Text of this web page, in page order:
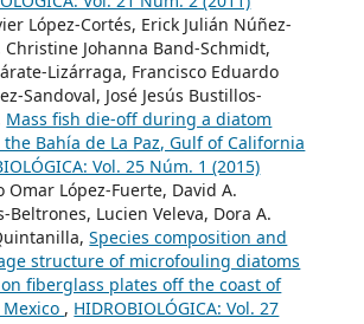
López-Cortés, Erick Julián Núñez-
Christine Johanna Band-Schmidt,
Lizárraga, Francisco Eduardo
Sandoval, José Jesús Bustillos-
Mass fish die-off during a diatom
Bahía de La Paz, Gulf of California
Vol. 25 Núm. 1 (2015)
Omar López-Fuerte, David A.
Beltrones, Lucien Veleva, Dora A.
Species composition and
structure of microfouling diatoms
fiberglass plates off the coast of
, HIDROBIOLÓGICA: Vol. 27